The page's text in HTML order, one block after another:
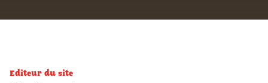
Editeur du site